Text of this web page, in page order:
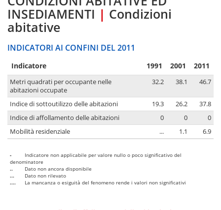
INSEDIAMENTI | Condizioni
abitative
INDICATORI AI CONFINI DEL 2011
Indicatore 1991 2001 2011
Metri quadrati per occupante nelle
abitazioni occupate
32.2 38.1 46.7
Indice di sottoutilizzo delle abitazioni 19.3 26.2
37.8
Indice di affollamento delle abitazioni
0 0
0
Mobilità residenziale
... 1.1 6.9
-
Indicatore non applicabile per valore nullo o poco significativo del
denominatore
..
Dato non ancora disponibile
...
Dato non rilevato
....
La mancanza o esiguità del fenomeno rende i valori non significativi